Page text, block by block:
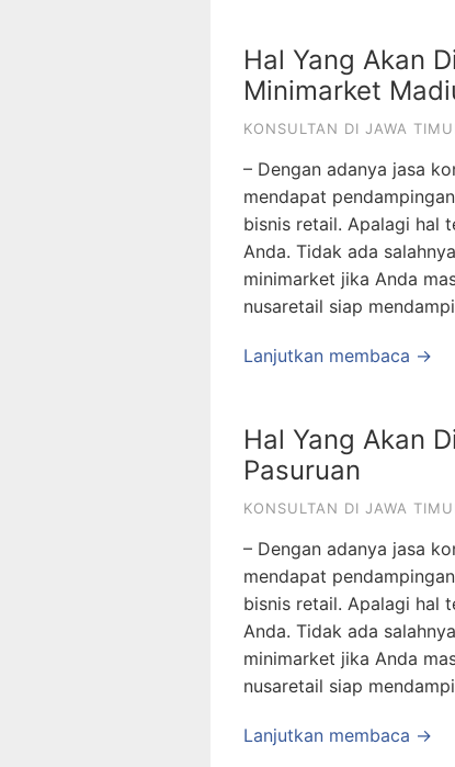
Hal Yang Akan
Minimarket
KONSULTAN DI JAWA
– Dengan adanya jasa
mendapat
bisnis retail. Apalagi hal
Anda. Tidak ada
minimarket jika Anda
nusaretail siap
Lanjutkan membaca →
Hal Yang Akan
Pasuruan
KONSULTAN DI JAWA
– Dengan adanya jasa
mendapat
bisnis retail. Apalagi hal
Anda. Tidak ada
minimarket jika Anda
nusaretail siap
Lanjutkan membaca →